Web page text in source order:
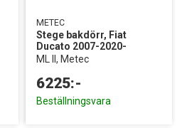
METEC
Stege bakdörr, Fiat
Ducato 2007-2020-
ML II, Metec
6225:-
Beställningsvara